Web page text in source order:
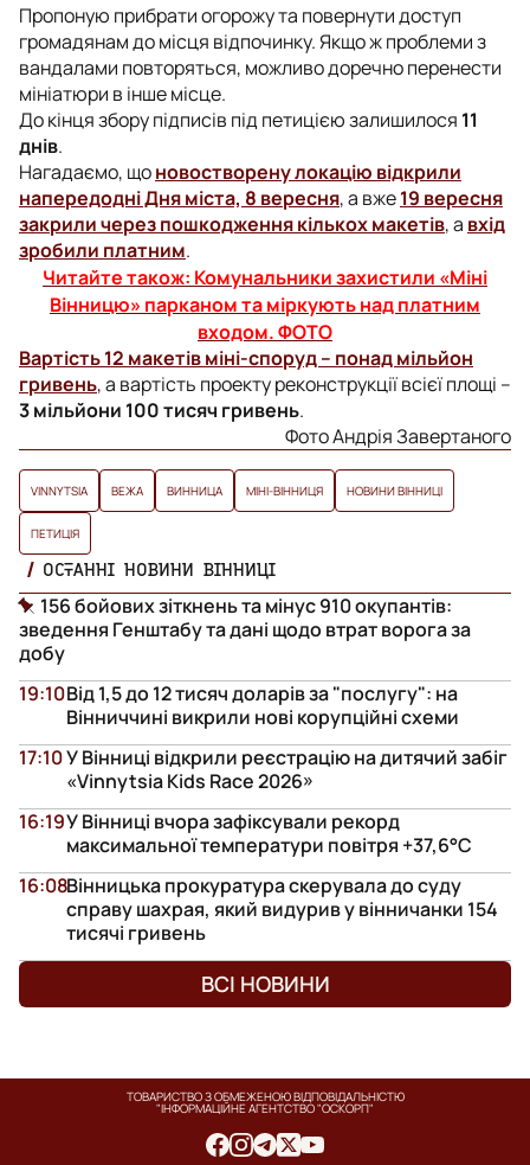
Пропоную прибрати огорожу та повернути доступ
громадянам до місця відпочинку. Якщо ж проблеми з
вандалами повторяться, можливо доречно перенести
мініатюри в інше місце.
До кінця збору підписів під петицією залишилося 11
днів.
Нагадаємо, щоновостворену локацію відкрили
напередодні Дня міста, 8 вересня, а вже19 вересня
закрили через пошкодження кількох макетів, а вхід
зробили платним.
Читайте також: Комунальники захистили «Міні
Вінницю» парканом та міркують над платним
входом. ФОТО
Вартість 12 макетів міні-споруд – понад мільйон
гривень, а вартість проекту реконструкції всієї площі –
3 мільйони 100 тисяч гривень.
Фото Андрія Завертаного
VINNYTSIA ВЕЖА ВИННИЦА МІНІ-ВІННИЦЯ НОВИНИ ВІННИЦІ
ПЕТИЦІЯ
ОСТАННІ НОВИНИ ВІННИЦІ
156 бойових зіткнень та мінус 910 окупантів:
зведення Генштабу та дані щодо втрат ворога за
добу
Від 1,5 до 12 тисяч доларів за "послугу": на
Вінниччині викрили нові корупційні схеми
19:10
У Вінниці відкрили реєстрацію на дитячий забіг
«Vinnytsia Kids Race 2026»
17:10
У Вінниці вчора зафіксували рекорд
максимальної температури повітря +37,6°С
16:19
Вінницька прокуратура скерувала до суду
справу шахрая, який видурив у вінничанки 154
тисячі гривень
16:08
ВСІ НОВИНИ
ТОВАРИСТВО З ОБМЕЖЕНОЮ ВІДПОВІДАЛЬНІСТЮ
"ІНФОРМАЦІЙНЕ АГЕНТСТВО "ОСКОРП"